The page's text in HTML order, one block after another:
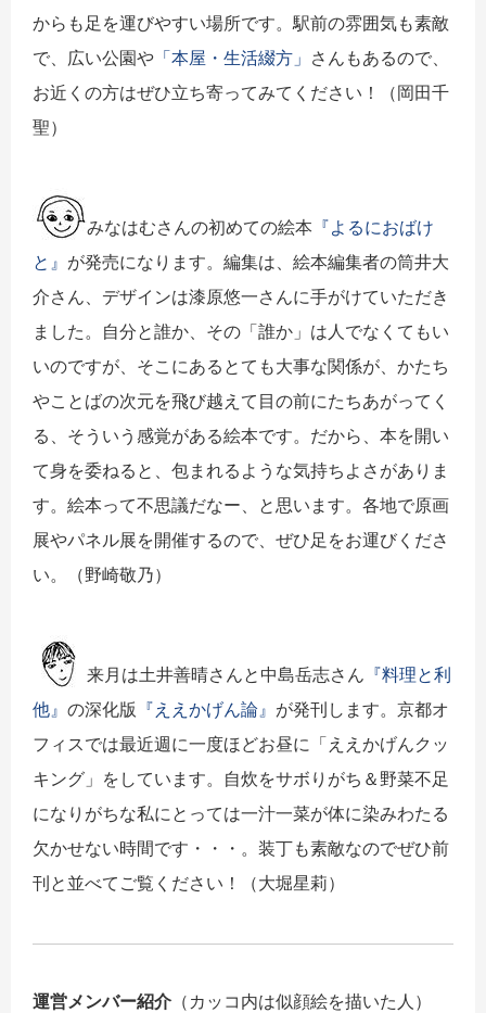
からも足を運びやすい場所です。駅前の雰囲気も素敵
で、広い公園や 「本屋・生活綴方」 さんもあるので、
お近くの方はぜひ立ち寄ってみてください！（岡田千
聖）
みなはむさんの初めての絵本 『よるにおばけ
と』 が発売になります。編集は、絵本編集者の筒井大
介さん、デザインは漆原悠一さんに手がけていただき
ました。自分と誰か、その「誰か」は人でなくてもい
いのですが、そこにあるとても大事な関係が、かたち
やことばの次元を飛び越えて目の前にたちあがってく
る、そういう感覚がある絵本です。だから、本を開い
て身を委ねると、包まれるような気持ちよさがありま
す。絵本って不思議だなー、と思います。各地で原画
展やパネル展を開催するので、ぜひ足をお運びくださ
い。（野崎敬乃）
来月は土井善晴さんと中島岳志さん 『料理と利
他』 の深化版 『ええかげん論』 が発刊します。京都オ
フィスでは最近週に一度ほどお昼に「ええかげんクッ
キング」をしています。自炊をサボりがち＆野菜不足
になりがちな私にとっては一汁一菜が体に染みわたる
欠かせない時間です・・・。装丁も素敵なのでぜひ前
刊と並べてご覧ください！（大堀星莉）
運営メンバー紹介 （カッコ内は似顔絵を描いた人）